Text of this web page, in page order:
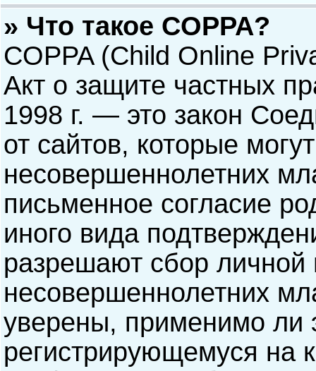
» Что такое COPPA?
COPPA (Child Online
Акт о защите частных
1998 г. — это закон
от сайтов, которые
несовершеннолетних
письменное согласие
иного вида
разрешают сбор
несовершеннолетних
уверены, применимо ли
регистрирующемуся на